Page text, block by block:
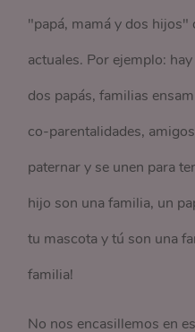
"papá, mamá y dos
actuales. Por ejemplo:
dos papás, familias
co-parentalidades,
paternar y se unen para
hijo son una familia, un
tu mascota y tú son una
familia!
No nos encasillemos en